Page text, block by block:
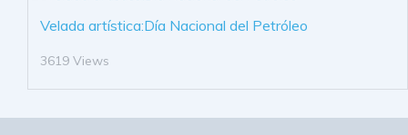
Velada artística:Día Nacional del Petróleo
3619 Views